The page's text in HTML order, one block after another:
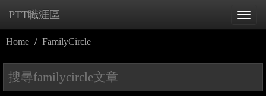
PTT職涯區
Home FamilyCircle